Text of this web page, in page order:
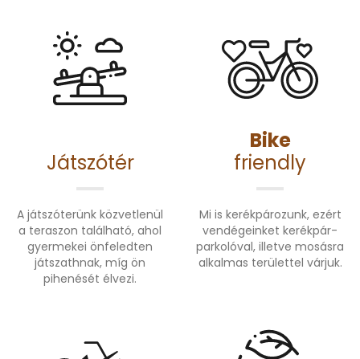
Játszótér
A játszóterünk közvetlenül
a teraszon található, ahol
gyermekei önfeledten
játszathnak, míg ön
pihenését élvezi.
Bike
friendly
Mi is kerékpározunk, ezért
vendégeinket kerékpár-
parkolóval, illetve mosásra
alkalmas területtel várjuk.